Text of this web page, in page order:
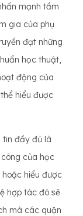
mạnh tầm
gia của phụ
đạt những
học thuật,
động của
hiểu được
tin đầy đủ là
của học
hiểu được
hợp tác đó sẽ
mà các quận